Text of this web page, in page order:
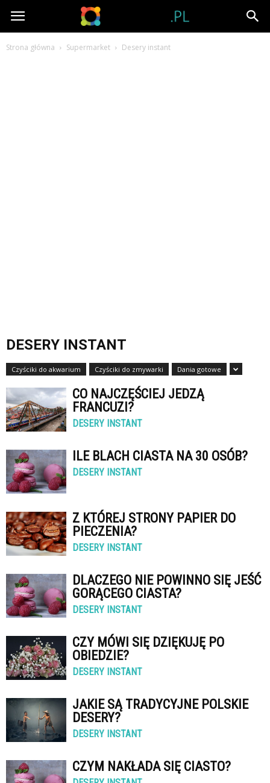
Tubator.pl
Strona główna Supermarket Desery instant
DESERY INSTANT
Czyściki do akwarium Czyściki do zmywarki Dania gotowe
CO NAJCZĘŚCIEJ JEDZĄ
FRANCUZI?
DESERY INSTANT
ILE BLACH CIASTA NA 30 OSÓB?
DESERY INSTANT
Z KTÓREJ STRONY PAPIER DO
PIECZENIA?
DESERY INSTANT
DLACZEGO NIE POWINNO SIĘ JEŚĆ
GORĄCEGO CIASTA?
DESERY INSTANT
CZY MÓWI SIĘ DZIĘKUJĘ PO
OBIEDZIE?
DESERY INSTANT
JAKIE SĄ TRADYCYJNE POLSKIE
DESERY?
DESERY INSTANT
CZYM NAKŁADA SIĘ CIASTO?